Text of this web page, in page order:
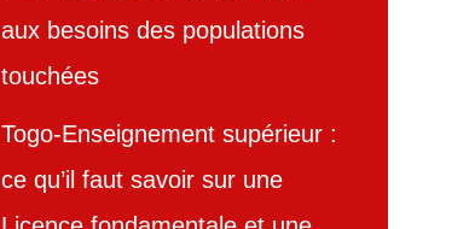
aux besoins des populations
touchées
Togo-Enseignement supérieur :
ce qu’il faut savoir sur une